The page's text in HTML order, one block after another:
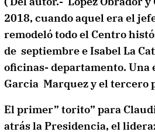
2018, cuando aquel era el
remodeló todo el Centro
de septiembre e Isabel La
oficinas- departamento. Una
Garcia Marquez y el tercero
El primer” torito” para
atrás la Presidencia, el